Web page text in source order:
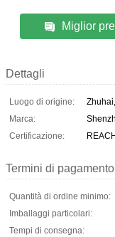
Miglior
Dettagli
Luogo di origine:
Marca:
Certificazione:
Termini di
Quantità di ordine minimo:
Imballaggi particolari:
Tempi di consegna: